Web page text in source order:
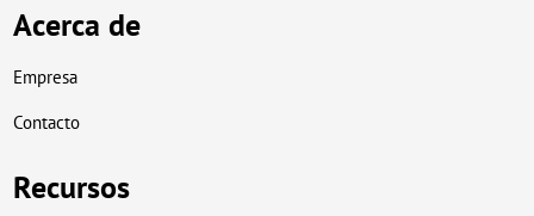
Acerca de
Empresa
Contacto
Recursos